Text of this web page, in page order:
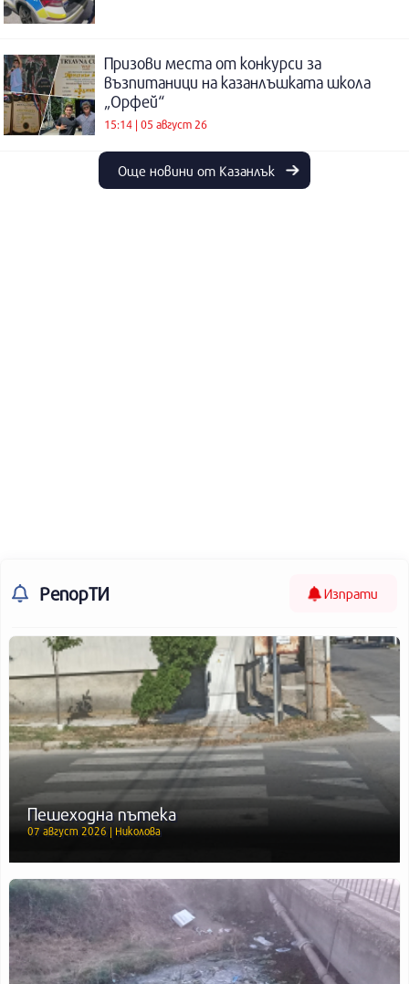
Призови места от конкурси за
възпитаници на казанлъшката школа
„Орфей“
15:14 | 05 август 26
Още новини от Казанлък
РепорТИ Изпрати
Пешеходна пътека
07 август 2026 | Николова